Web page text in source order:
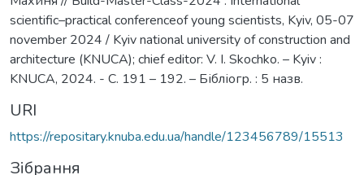
scientific–practical conferenceof young scientists, Kyiv, 05-07
november 2024 / Kyiv national university of construction and
architecture (KNUCA); chief editor: V. I. Skochko. – Kyiv :
KNUCA, 2024. - С. 191 – 192. – Бібліогр. : 5 назв.
URI
https://repositary.knuba.edu.ua/handle/123456789/15513
Зібрання